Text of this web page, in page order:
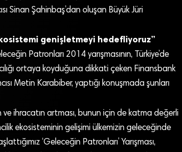
Sinan Şahinbaş’dan oluşan Büyük Jüri
genişletmeyi hedefliyoruz”
Patronları 2014 yarışmasının, Türkiye’de
ortaya koyduğuna dikkati çeken Finansbank
Metin Karabiber, yaptığı konuşmada şunları
ve ihracatın artması, bunun için de katma değerli
ekosisteminin gelişimi ülkemizin geleceğinde
‘Geleceğin Patronları’ Yarışması,